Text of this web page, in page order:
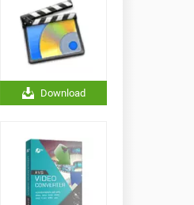
Download